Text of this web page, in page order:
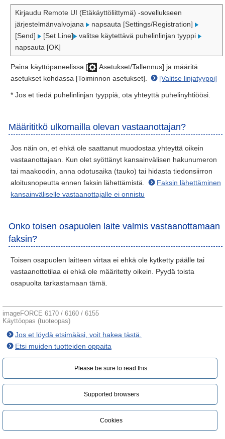
Kirjaudu Remote UI (Etäkäyttöliittymä) -sovellukseen
järjestelmänvalvojana
napsauta [Settings/Registration]
[Send]
[Set Line]
valitse käytettävä puhelinlinjan tyyppi
napsauta [OK]
Paina käyttöpaneelissa [
Asetukset/Tallennus] ja määritä
asetukset kohdassa [Toiminnon asetukset].
[Valitse linjatyyppi]
* Jos et tiedä puhelinlinjan tyyppiä, ota yhteyttä puhelinyhtiöösi.
Määrititkö ulkomailla olevan vastaanottajan?
Jos näin on, et ehkä ole saattanut muodostaa yhteyttä oikein
vastaanottajaan. Kun olet syöttänyt kansainvälisen hakunumeron
tai maakoodin, anna odotusaika (tauko) tai hidasta tiedonsiirron
aloitusnopeutta ennen faksin lähettämistä.
Faksin lähettäminen
kansainväliselle vastaanottajalle ei onnistu
Onko toisen osapuolen laite valmis vastaanottamaan
faksin?
Toisen osapuolen laitteen virtaa ei ehkä ole kytketty päälle tai
vastaanottotilaa ei ehkä ole määritetty oikein. Pyydä toista
osapuolta tarkastamaan tämä.
imageFORCE 6170 / 6160 / 6155
Käyttöopas (tuoteopas)
Jos et löydä etsimääsi, voit hakea tästä.
Etsi muiden tuotteiden oppaita
Please be sure to read this.‎
Supported browsers
Cookies